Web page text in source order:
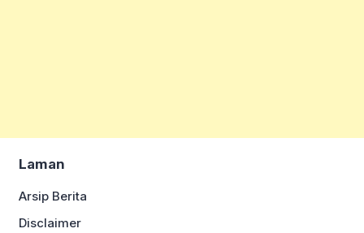
Laman
Arsip Berita
Disclaimer